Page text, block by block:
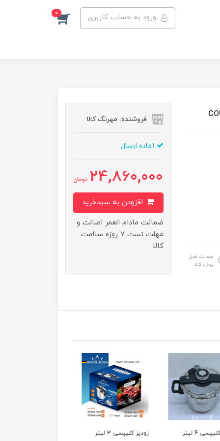
ورود به حساب کاربری 0
ضمانت اصل
بودن کالا
فروشنده: مهرنگ کالا
آماده ارسال
24,860,000 تومان
ضمانت مادام العمر اصالت و
مهلت تست ۷ روزه سلامت
کالا
زودپز کلیپسی 3 لیتر
مولتی کوکر فیلیپس مدل